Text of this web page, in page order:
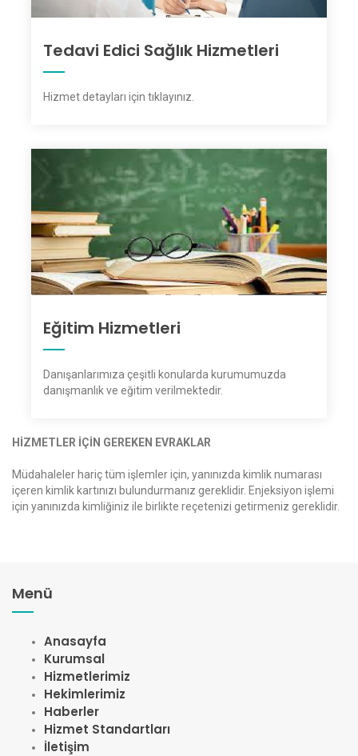
Tedavi Edici Sağlık Hizmetleri
Hizmet detayları için tıklayınız
Eğitim Hizmetleri
Danışanlarımıza çeşitli konularda kurumumuzda
danışmanlık ve eğitim verilmektedir.
HİZMETLER İÇİN GEREKEN EVRAKLAR
Müdahaleler hariç tüm işlemler için, yanınızda kimlik numarası
içeren kimlik kartınızı bulundurmanız gereklidir. Enjeksiyon işlemi
için yanınızda kimliğiniz ile birlikte reçetenizi getirmeniz gereklidir.
Menü
Anasayfa
Kurumsal
Hizmetlerimiz
Hekimlerimiz
Haberler
Hizmet Standartları
İletişim